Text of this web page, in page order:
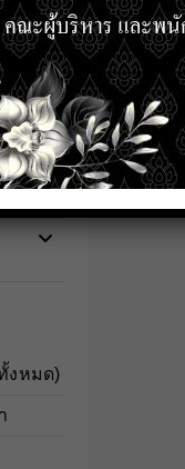
หมด)
สริม
ห์บุคคล
ม
งหมด)